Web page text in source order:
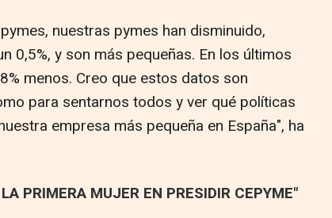
nuestras pymes han disminuido,
0,5%, y son más pequeñas. En los últimos
menos. Creo que estos datos son
para sentarnos todos y ver qué políticas
empresa más pequeña en España", ha
PRIMERA MUJER EN PRESIDIR CEPYME"